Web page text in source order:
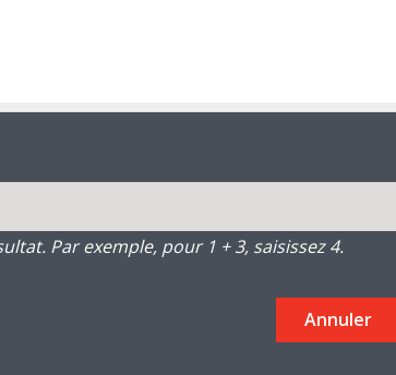
Par exemple, pour 1 + 3, saisissez 4.